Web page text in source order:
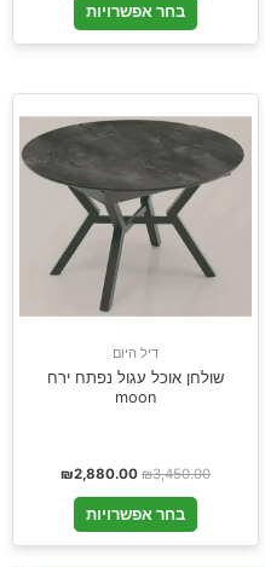
בחר אפשרויות
דיל היום
שולחן אוכל עגול נפתח ירח
moon
₪3,450.00
₪2,880.00
בחר אפשרויות